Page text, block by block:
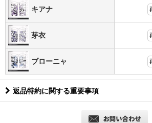
キアナ
芽衣
ブローニャ
返品特約に関する重要事項